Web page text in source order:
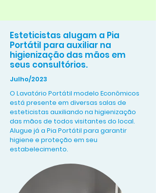
Esteticistas alugam a Pia
Portátil para auxiliar na
higienização das mãos em
seus consultórios.
Julho/2023
O Lavatório Portátil modelo Econômicos
está presente em diversas salas de
esteticistas auxiliando na higienização
das mãos de todos visitantes do local.
Alugue já a Pia Portátil para garantir
higiene e proteção em seu
estabelecimento.